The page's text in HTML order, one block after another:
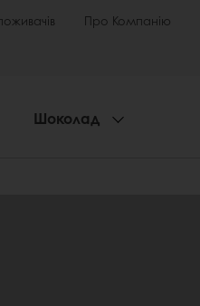
Про Компанію
Шоколад